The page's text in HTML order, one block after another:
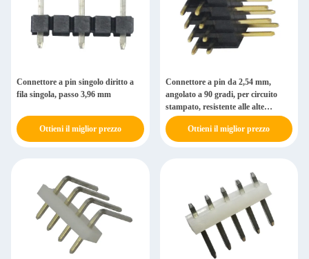
Connettore a pin singolo diritto a
fila singola, passo 3,96 mm
Ottieni il miglior prezzo
Connettore a pin da 2,54 mm,
angolato a 90 gradi, per circuito
stampato, resistente alle alte
temperature
Ottieni il miglior prezzo